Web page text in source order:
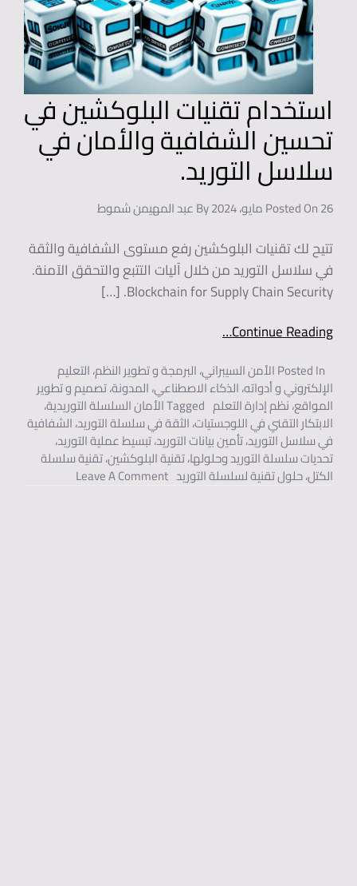
استخدام تقنيات البلوكشين في
تحسين الشفافية والأمان في
سلاسل التوريد.
Posted On26 مايو، 2024 عبد المهيمن شموط
تتيح لك تقنيات البلوكشين رفع مستوى الشفافية والثقة
في سلاسل التوريد من خلال آليات التتبع والتحقق الآمنة.
Blockchain for Supply Chain Security. […]
Continue Reading…
Posted Inالأمن السيبراني،البرمجة و تطوير النظم،التعليم
الإلكتروني و أدواته،الذكاء الاصطناعي،المدونة،تصميم و تطوير
المواقع،نظم إدارة التعلم Taggedالأمان السلسلة التوريدية،
الابتكار التقني في اللوجستيات،الثقة في سلسلة التوريد،الشفافية
في سلاسل التوريد،تأمين بيانات التوريد،تبسيط عملية التوريد،
تحديات سلسلة التوريد وحلولها،تقنية البلوكشين،تقنية سلسلة
الكتل،حلول تقنية لسلسلة التوريد Leave A Comment